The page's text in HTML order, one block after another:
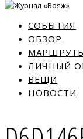
СОБЫТИЯ
ОБЗОР
ЛИЧНЫЙ
ВЕЩИ
НОВОСТИ